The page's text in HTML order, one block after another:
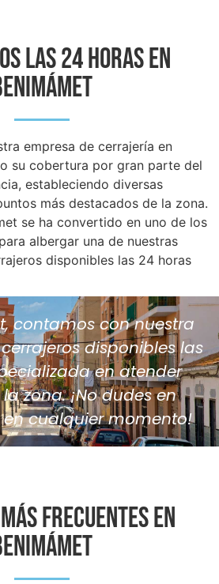
LAS 24 HORAS EN
empresa de cerrajería en
su cobertura por gran parte del
estableciendo diversas
más destacados de la zona.
se ha convertido en uno de los
albergar una de nuestras
disponibles las 24 horas
contamos con nuestra
disponibles las
en atender
zona. ¡No dudes en
cualquier momento!
FRECUENTES EN